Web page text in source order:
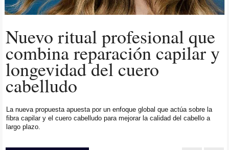
Nuevo ritual profesional que
combina reparación capilar y
longevidad del cuero
cabelludo
La nueva propuesta apuesta por un enfoque global que actúa sobre la
fibra capilar y el cuero cabelludo para mejorar la calidad del cabello a
largo plazo.